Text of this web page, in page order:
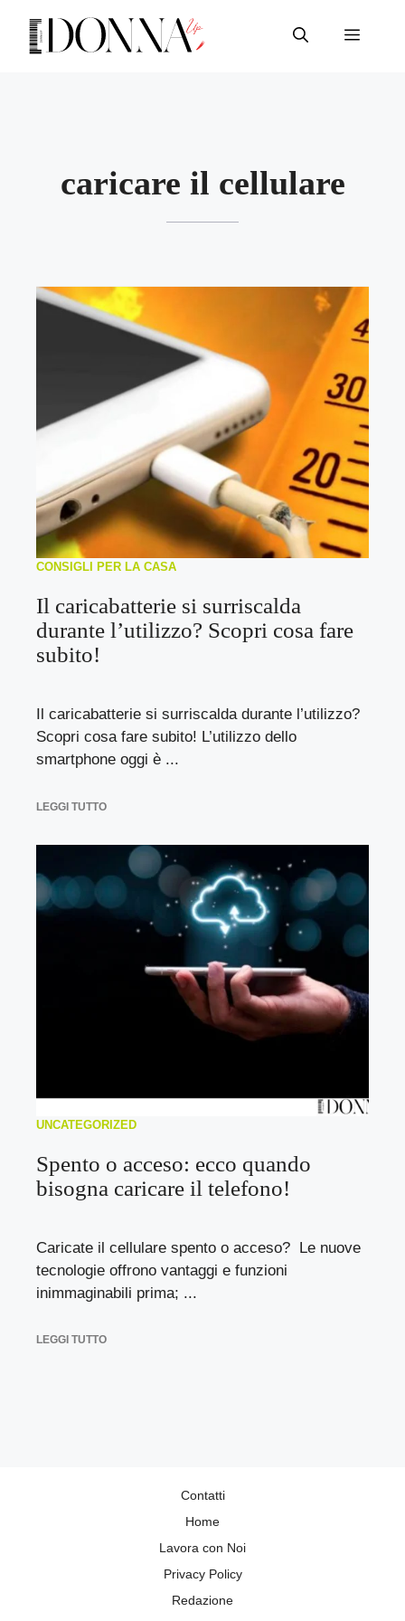
contenuto
Menu
caricare il cellulare
CONSIGLI PER LA CASA
Il caricabatterie si surriscalda
durante l’utilizzo? Scopri cosa fare
subito!
Il caricabatterie si surriscalda durante l’utilizzo?
Scopri cosa fare subito! L’utilizzo dello
smartphone oggi è ...
LEGGI TUTTO
UNCATEGORIZED
Spento o acceso: ecco quando
bisogna caricare il telefono!
Caricate il cellulare spento o acceso? Le nuove
tecnologie offrono vantaggi e funzioni
inimmaginabili prima; ...
LEGGI TUTTO
Contatti
Home
Lavora con Noi
Privacy Policy
Redazione